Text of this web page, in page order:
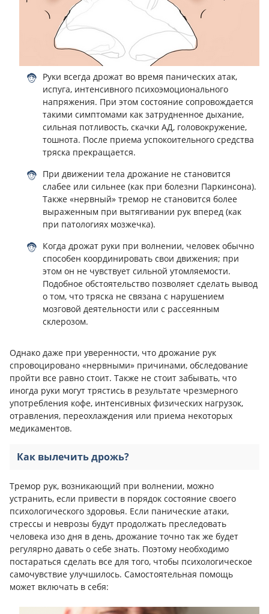
Руки всегда дрожат во время панических атак,
испуга, интенсивного психоэмоционального
напряжения. При этом состояние сопровождается
такими симптомами как затрудненное дыхание,
сильная потливость, скачки АД, головокружение,
тошнота. После приема успокоительного средства
тряска прекращается.
При движении тела дрожание не становится
слабее или сильнее (как при болезни Паркинсона).
Также «нервный» тремор не становится более
выраженным при вытягивании рук вперед (как
при патологиях мозжечка).
Когда дрожат руки при волнении, человек обычно
способен координировать свои движения; при
этом он не чувствует сильной утомляемости.
Подобное обстоятельство позволяет сделать вывод
о том, что тряска не связана с нарушением
мозговой деятельности или с рассеянным
склерозом.
Однако даже при уверенности, что дрожание рук
спровоцировано «нервными» причинами, обследование
пройти все равно стоит. Также не стоит забывать, что
иногда руки могут трястись в результате чрезмерного
употребления кофе, интенсивных физических нагрузок,
отравления, переохлаждения или приема некоторых
медикаментов.
Как вылечить дрожь?
Тремор рук, возникающий при волнении, можно
устранить, если привести в порядок состояние своего
психологического здоровья. Если панические атаки,
стрессы и неврозы будут продолжать преследовать
человека изо дня в день, дрожание точно так же будет
регулярно давать о себе знать. Поэтому необходимо
постараться сделать все для того, чтобы психологическое
самочувствие улучшилось. Самостоятельная помощь
может включать в себя: